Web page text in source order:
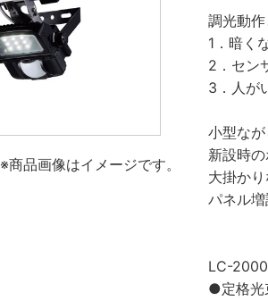
※商品画像はイメージです。
調光動
1．暗く
2．セン
3．人が
小型なが
新設時
大掛か
パネル増
LC-
●定格光